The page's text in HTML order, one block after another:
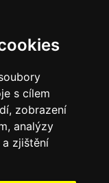
s cílem
zobrazení
analýzy
zjištění